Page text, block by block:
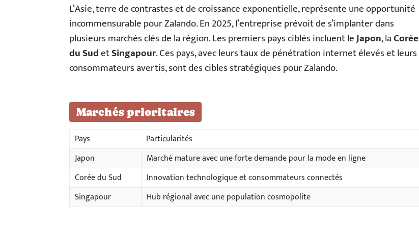
L’Asie, terre de contrastes et de croissance exponentielle, représente une opportunité
incommensurable pour Zalando. En 2025, l’entreprise prévoit de s’implanter dans
plusieurs marchés clés de la région. Les premiers pays ciblés incluent leJapon, laCorée
du SudetSingapour. Ces pays, avec leurs taux de pénétration internet élevés et leurs
consommateurs avertis, sont des cibles stratégiques pour Zalando.
Marchés prioritaires
Pays
Particularités
Japon
Marché mature avec une forte demande pour la mode en ligne
Corée du Sud
Innovation technologique et consommateurs connectés
Singapour
Hub régional avec une population cosmopolite